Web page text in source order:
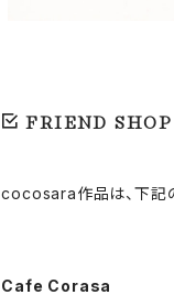
FRIEND SHOP
cocosara作品は、下記
Cafe Corasa